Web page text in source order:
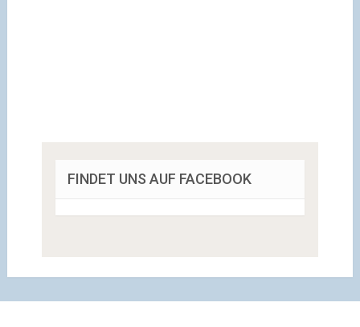
FINDET UNS AUF FACEBOOK